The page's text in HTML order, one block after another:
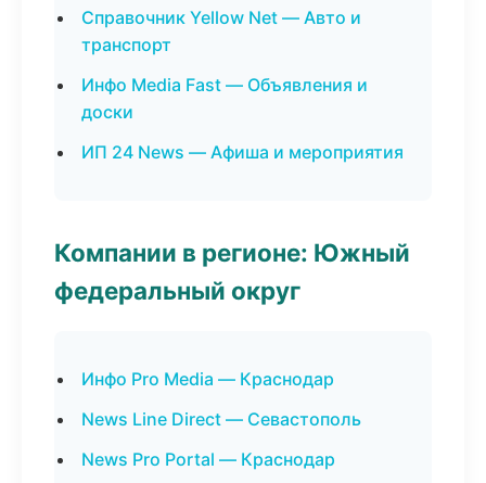
Справочник Yellow Net — Авто и
транспорт
Инфо Media Fast — Объявления и
доски
ИП 24 News — Афиша и мероприятия
Компании в регионе: Южный
федеральный округ
Инфо Pro Media — Краснодар
News Line Direct — Севастополь
News Pro Portal — Краснодар